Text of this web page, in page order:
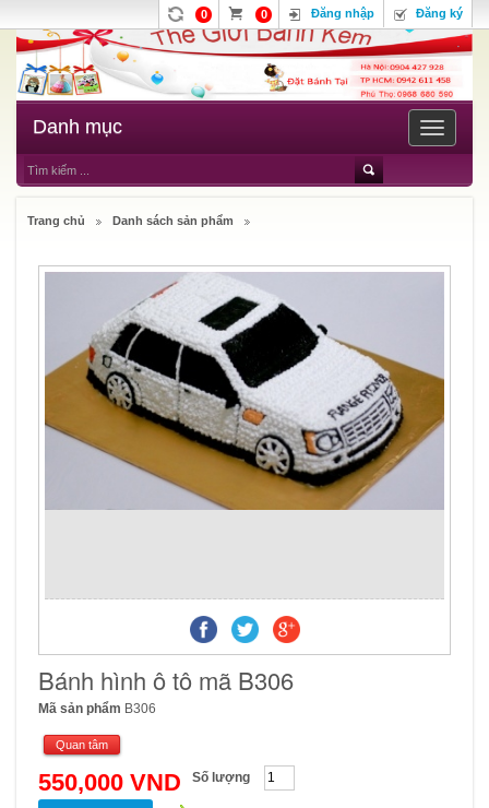
0 0 Đăng nhập Đăng ký
Toggle
Danh mục
Trang chủ Danh sách sản phẩm
Bánh hình ô tô mã B306
Mã sản phẩm B306
Quan tâm
550,000 VND Số lượng